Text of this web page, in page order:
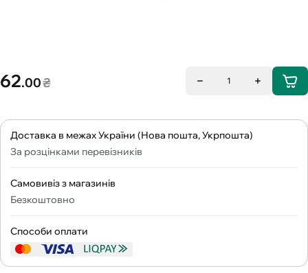
62.00₴ 1
Доставка в межах України (Нова пошта, Укрпошта)
За розцінками перевізників
Самовивіз з магазинів
Безкоштовно
Способи оплати